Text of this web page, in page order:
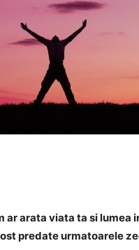
ar arata viata ta si lumea
predate urmatoarele